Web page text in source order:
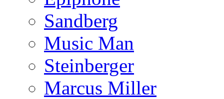
Sandberg
Music Man
Steinberger
Marcus Miller